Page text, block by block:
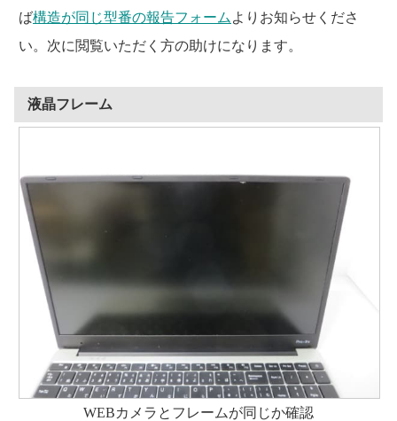
ば構造が同じ型番の報告フォーム よりお知らせくださ
い。次に閲覧いただく方の助けになります。
液晶フレーム
WEBカメラとフレームが同じか確認